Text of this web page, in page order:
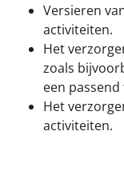
Versieren
activiteiten.
Het
zoals
een
Het
activiteiten.